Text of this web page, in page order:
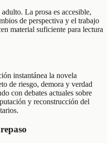
La prosa es accesible,
de perspectiva y el trabajo
material suficiente para lectura
instantánea la novela
de riesgo, demora y verdad
con debates actuales sobre
y reconstrucción del